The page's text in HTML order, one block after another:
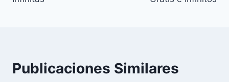
Publicaciones Similares